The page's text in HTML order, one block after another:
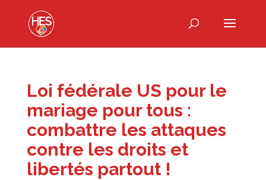
Loi fédérale US pour le
mariage pour tous :
combattre les attaques
contre les droits et
libertés partout !